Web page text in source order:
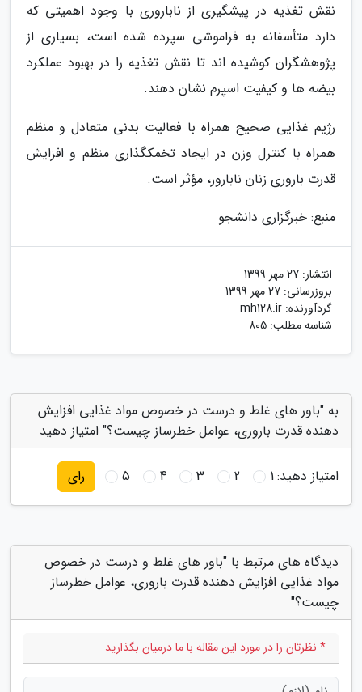
نقش تغذیه در پیشگیری از ناباروری با وجود اهمیتی که
دارد متأسفانه به فراموشی سپرده شده است، بسیاری از
پژوهشگران کوشیده اند تا نقش تغذیه را در بهبود عملکرد
بیضه ها و کیفیت اسپرم نشان دهند.
رژیم غذایی صحیح همراه با فعالیت بدنی متعادل و منظم
همراه با کنترل وزن در ایجاد تخمکگذاری منظم و افزایش
قدرت باروری زنان نابارور، مؤثر است.
منبع: خبرگزاری دانشجو
انتشار: 27 مهر 1399
بروزرسانی: 27 مهر 1399
گردآورنده: mh128.ir
شناسه مطلب: 805
به "باور های غلط و درست در خصوص مواد غذایی افزایش
دهنده قدرت باروری، عوامل خطرساز چیست؟" امتیاز دهید
امتیاز دهید:1
2
3
4
5 رای
دیدگاه های مرتبط با "باور های غلط و درست در خصوص
مواد غذایی افزایش دهنده قدرت باروری، عوامل خطرساز
چیست؟"
* نظرتان را در مورد این مقاله با ما درمیان بگذارید